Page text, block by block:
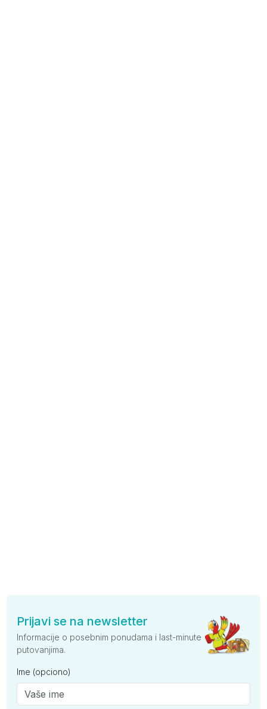
Prijavi se na newsletter
Informacije o posebnim ponudama i last-minute
putovanjima.
Ime (opciono)